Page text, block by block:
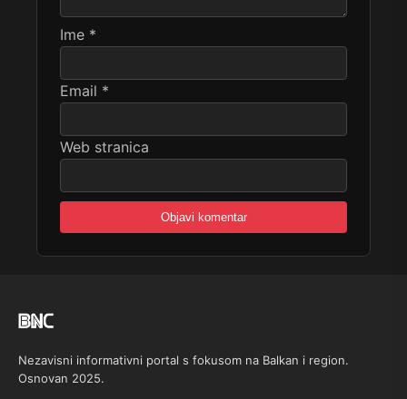
Ime *
Email *
Web stranica
Nezavisni informativni portal s fokusom na Balkan i region.
Osnovan 2025.